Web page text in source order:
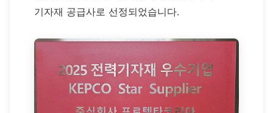
기자재 공급사로 선정되었습니다.